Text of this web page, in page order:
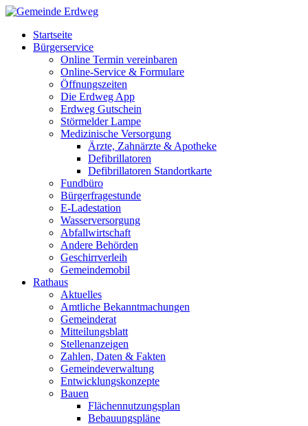
Startseite
Bürgerservice
Online Termin vereinbaren
Online-Service & Formulare
Öffnungszeiten
Die Erdweg App
Erdweg Gutschein
Störmelder Lampe
Medizinische Versorgung
Ärzte, Zahnärzte & Apotheke
Defibrillatoren
Defibrillatoren Standortkarte
Fundbüro
Bürgerfragestunde
E-Ladestation
Wasserversorgung
Abfallwirtschaft
Andere Behörden
Geschirrverleih
Gemeindemobil
Rathaus
Aktuelles
Amtliche Bekanntmachungen
Gemeinderat
Mitteilungsblatt
Stellenanzeigen
Zahlen, Daten & Fakten
Gemeindeverwaltung
Entwicklungskonzepte
Bauen
Flächennutzungsplan
Bebauungspläne